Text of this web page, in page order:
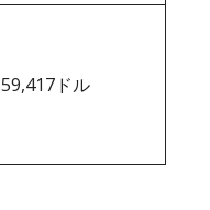
59,417ドル